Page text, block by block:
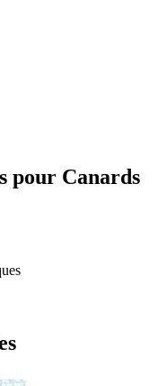
pour Canards